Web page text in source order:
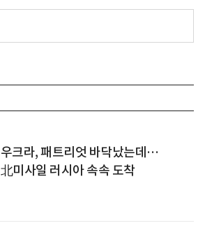
우크라, 패트리엇 바닥났는데…
北미사일 러시아 속속 도착